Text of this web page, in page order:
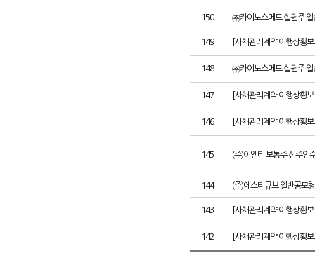
150 ㈜카이노스메드 실권주 일
149 [사채관리계약 이행상황
148 ㈜카이노스메드 실권주 일
147 [사채관리계약 이행상황
146 [사채관리계약 이행상황
145 (주)이엠티 보통주 신주인
144 (주)에스티큐브 일반공모
143 [사채관리계약 이행상황
142 [사채관리계약 이행상황